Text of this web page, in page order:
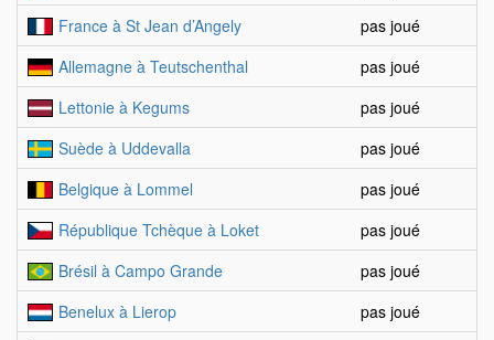
France à St Jean d’Angely
pas joué
Allemagne à Teutschenthal
pas joué
Lettonie à Kegums
pas joué
Suède à Uddevalla
pas joué
Belgique à Lommel
pas joué
République Tchèque à Loket
pas joué
Brésil à Campo Grande
pas joué
Benelux à Lierop
pas joué